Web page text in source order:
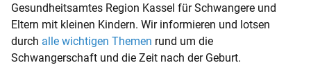
Gesundheitsamtes Region Kassel für Schwangere und
Eltern mit kleinen Kindern. Wir informieren und lotsen
durch alle wichtigen Themen rund um die
Schwangerschaft und die Zeit nach der Geburt.